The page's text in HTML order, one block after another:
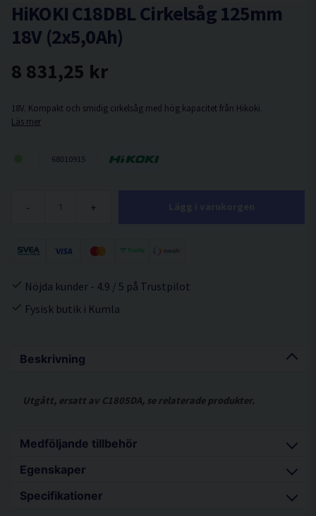
Beskrivning
Utgått, ersatt av C1805DA, se relaterade produkter.
Medföljande tillbehör
2 st 5,0AH Li-ion batterier
Snabbladdare med kylfläkt
Egenskaper
Kompakt och smidig med hög kapacitet
Specifikationer
HiKOKI C18DBL Cirkelsåg 125mm
18V (2x5,0Ah)
8 831,25 kr
18V. Kompakt och smidig cirkelsåg med hög kapacitet från Hikoki.
Läs mer
68010915
- +
Nöjda kunder - 4.9 / 5 på Trustpilot
Fysisk butik i Kumla